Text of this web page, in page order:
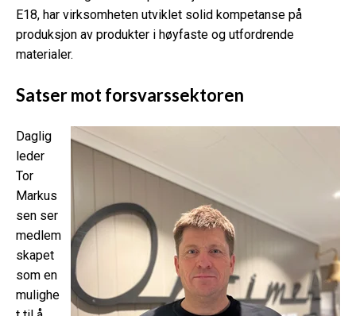
E18, har virksomheten utviklet solid kompetanse på
produksjon av produkter i høyfaste og utfordrende
materialer.
Satser mot forsvarssektoren
Daglig
leder
Tor
Markus
sen ser
medlem
skapet
som en
mulighe